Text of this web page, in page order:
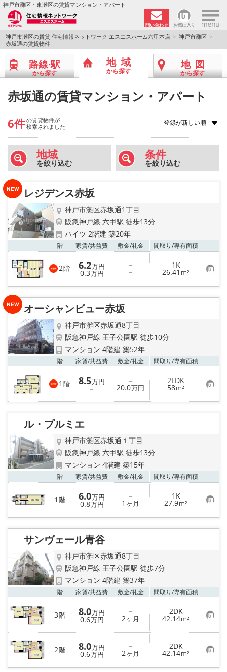
神戸市灘区・東灘区の賃貸マンション・アパート
問い合わせ お気に入り ×
TOPページ
新着物件
ペット飼育可物件
路線·駅から探す
地域から探す
地図から探す
店舗情報·アクセス
会社概要
メールでお問い合わせ
神戸市灘区の賃貸 住宅情報ネットワーク エスエスホーム六甲本店
神戸市灘区
赤坂通の賃貸物件
路線·駅
から探す
地域
から探す
地図
から探す
赤坂通の賃貸マンション・アパート
6件の賃貸物件が
検索されました
地域
を絞り込む
条件
を絞り込む
レジデンス赤坂
神戸市灘区赤坂通1丁目
阪急神戸線 六甲駅 徒歩13分
ハイツ 2階建 築20年
階 家賃/共益費 敷金/礼金 間取り/専有面積
2階 6.2万円
0.3万円
－
－
1K
26.41 m² お
気
に
り
オーシャンビュー赤坂
神戸市灘区赤坂通8丁目
阪急神戸線 王子公園駅 徒歩10分
マンション 4階建 築52年
階 家賃/共益費 敷金/礼金 間取り/専有面積
1 階 8.5万円
－
－
20.0万円
2LDK
58m² お
気
に
り
ル・プルミエ
神戸市灘区赤坂通１丁目
阪急神戸線 六甲駅 徒歩13分
マンション 4階建 築15年
階 家賃/共益費 敷金/礼金 間取り/専有面積
1 階 6.0万円
0.8万円
－
1 ヶ月
1K
27.9m² お
気
に
り
サンヴェール青谷
神戸市灘区赤坂通8丁目
阪急神戸線 王子公園駅 徒歩7分
マンション 4階建 築37年
階 家賃/共益費 敷金/礼金 間取り/専有面積
3階 8.0万円
0.6万円
－
2ヶ月
2DK
42.14m² お
気
に
入
り
登
録
2階 8.0万円
0.6万円
－
2ヶ月
2DK
42.14m² お
気
に